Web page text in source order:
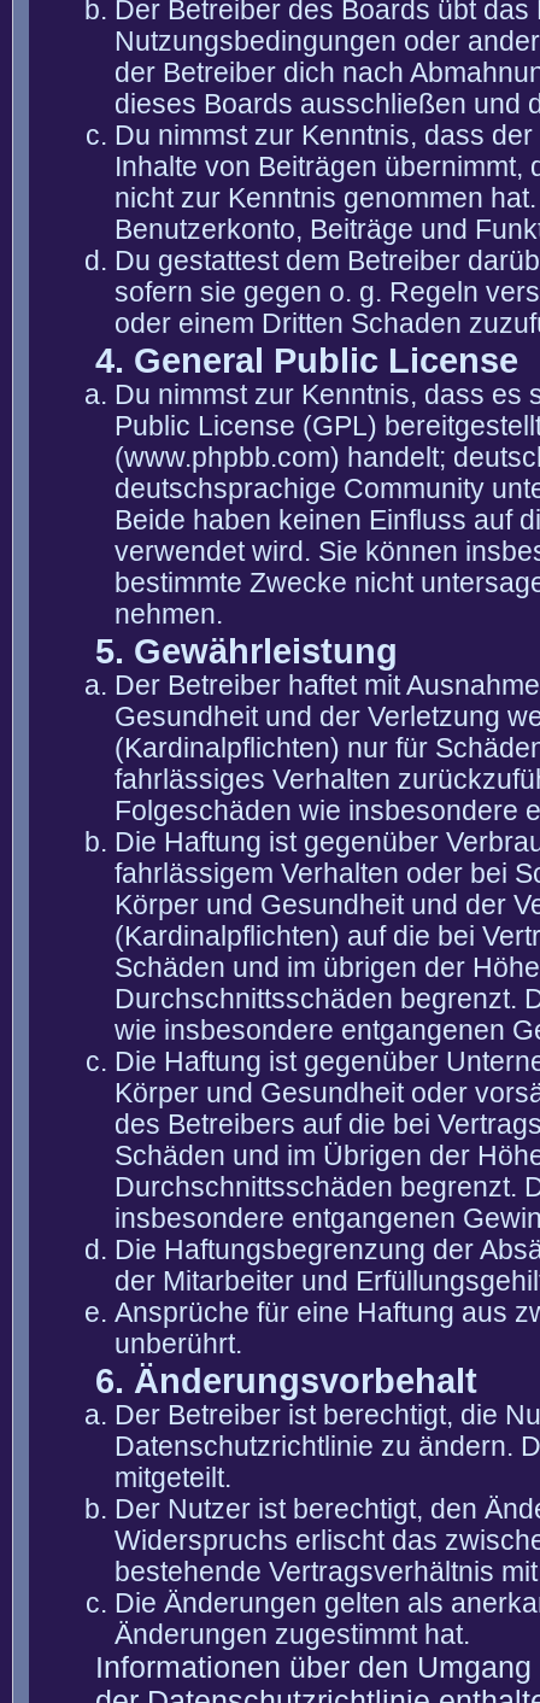
Der Betreiber des Boards übt
Nutzungsbedingungen oder
der Betreiber dich nach
dieses Boards ausschließen und
Du nimmst zur Kenntnis, dass
Inhalte von Beiträgen übernimmt,
nicht zur Kenntnis genommen
Benutzerkonto, Beiträge und
Du gestattest dem Betreiber
sofern sie gegen o. g. Regeln
oder einem Dritten Schaden
4. General Public License
Du nimmst zur Kenntnis, dass es
Public License (GPL)
(www.phpbb.com) handelt;
deutschsprachige Community
Beide haben keinen Einfluss auf
verwendet wird. Sie können
bestimmte Zwecke nicht
nehmen.
5. Gewährleistung
Der Betreiber haftet mit
Gesundheit und der Verletzung
(Kardinalpflichten) nur für
fahrlässiges Verhalten
Folgeschäden wie insbesondere
Die Haftung ist gegenüber
fahrlässigem Verhalten oder bei
Körper und Gesundheit und der
(Kardinalpflichten) auf die bei
Schäden und im übrigen der
Durchschnittsschäden begrenzt.
wie insbesondere entgangenen
Die Haftung ist gegenüber
Körper und Gesundheit oder
des Betreibers auf die bei
Schäden und im Übrigen der
Durchschnittsschäden begrenzt.
insbesondere entgangenen
Die Haftungsbegrenzung der
der Mitarbeiter und
Ansprüche für eine Haftung aus
unberührt.
6. Änderungsvorbehalt
Der Betreiber ist berechtigt, die
Datenschutzrichtlinie zu ändern.
mitgeteilt.
Der Nutzer ist berechtigt, den
Widerspruchs erlischt das
bestehende Vertragsverhältnis
Die Änderungen gelten als
Änderungen zugestimmt hat.
Informationen über den